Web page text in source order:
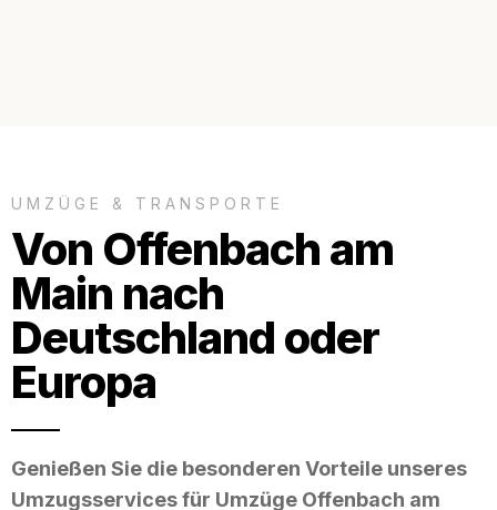
UMZÜGE & TRANSPORTE
Von Offenbach am
Main nach
Deutschland oder
Europa
Genießen Sie die besonderen Vorteile unseres
Umzugsservices für Umzüge Offenbach am